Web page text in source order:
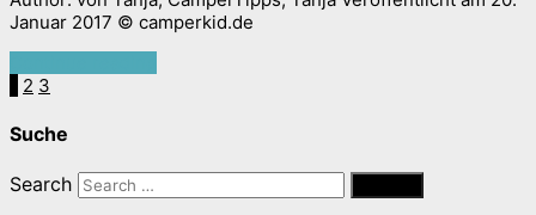
Januar 2017 © camperkid.de
2 3
Suche
Search